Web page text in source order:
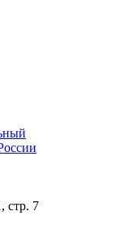
стр. 7